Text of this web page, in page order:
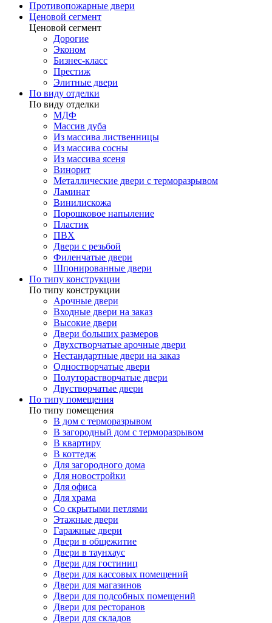
Противопожарные двери
Ценовой сегмент
Ценовой сегмент
Дорогие
Эконом
Бизнес-класс
Престиж
Элитные двери
По виду отделки
По виду отделки
МДФ
Массив дуба
Из массива лиственницы
Из массива сосны
Из массива ясеня
Винорит
Металлические двери с терморазрывом
Ламинат
Винилискожа
Порошковое напыление
Пластик
ПВХ
Двери с резьбой
Филенчатые двери
Шпонированные двери
По типу конструкции
По типу конструкции
Арочные двери
Входные двери на заказ
Высокие двери
Двери больших размеров
Двухстворчатые арочные двери
Нестандартные двери на заказ
Одностворчатые двери
Полуторастворчатые двери
Двустворчатые двери
По типу помещения
По типу помещения
В дом с терморазрывом
В загородный дом с терморазрывом
В квартиру
В коттедж
Для загородного дома
Для новостройки
Для офиса
Для храма
Со скрытыми петлями
Этажные двери
Гаражные двери
Двери в общежитие
Двери в таунхаус
Двери для гостиниц
Двери для кассовых помещений
Двери для магазинов
Двери для подсобных помещений
Двери для ресторанов
Двери для складов